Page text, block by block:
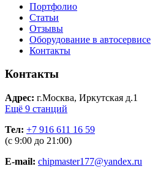
Портфолио
Статьи
Отзывы
Оборудование в автосервисе
Контакты
Контакты
Адрес: г.Москва, Иркутская д.1
Ещё 9 станций
Тел: +7 916 611 16 59
(с 9:00 до 21:00)
E-mail: chipmaster177@yandex.ru